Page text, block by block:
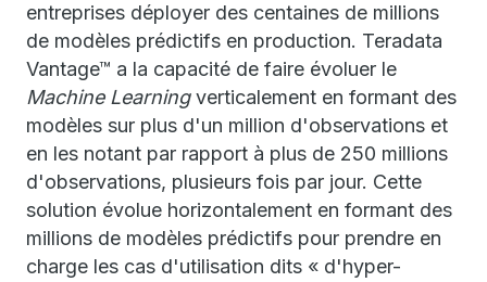
entreprises déployer des centaines de millions
de modèles prédictifs en production. Teradata
Vantage™ a la capacité de faire évoluer le
Machine Learningverticalement en formant des
modèles sur plus d'un million d'observations et
en les notant par rapport à plus de 250 millions
d'observations, plusieurs fois par jour. Cette
solution évolue horizontalement en formant des
millions de modèles prédictifs pour prendre en
charge les cas d'utilisation dits « d'hyper-